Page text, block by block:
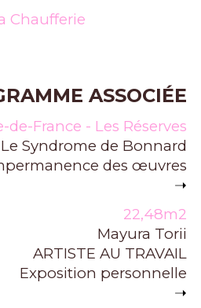
Chaufferie
ASSOCIÉE
de-France - Les Réserves
Syndrome de Bonnard
des œuvres
➝
22,48m2
Mayura Torii
ARTISTE AU TRAVAIL
Exposition personnelle
➝